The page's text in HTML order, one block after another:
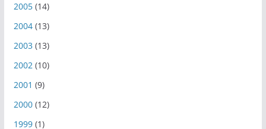
2005(14)
2004(13)
2003 (13)
2002(10)
2001 (9)
2000(12)
1999(1)